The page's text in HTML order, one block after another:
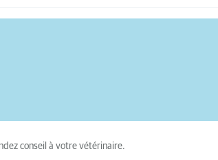
conseil à votre vétérinaire.